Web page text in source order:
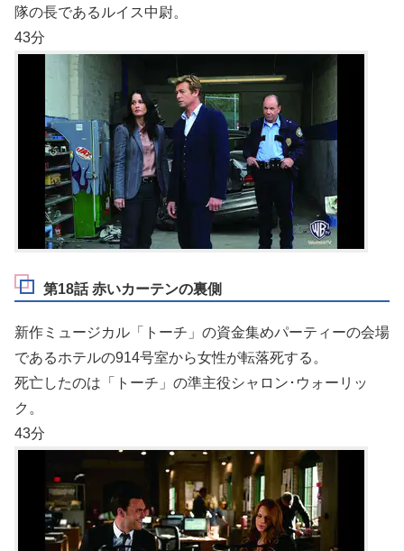
隊の長であるルイス中尉。
43分
第18話 赤いカーテンの裏側
新作ミュージカル「トーチ」の資金集めパーティーの会場
であるホテルの914号室から女性が転落死する。
死亡したのは「トーチ」の準主役シャロン･ウォーリッ
ク。
43分